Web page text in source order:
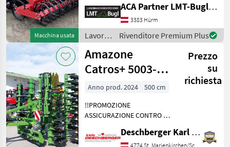
Macchina usata
sistema frenante ad aria
compressa *44 pezzi. Dischi
seghettati Ø 52 cm
*Confezionatric
ACA Partner LMT-Bugl GmbH
3383 Hürm
Lavorazione
terreno
/
Horsch
Rivenditore Premium Plus
Amazone
Catros+ 5003-
2TS Erpice a
dischi compatto
Prezzo
su
richiesta
Anno prod. 2024
500 cm
!!PROMOZIONE
ASSICURAZIONE CONTRO I
Chiedeteci maggiori
Deschberger Karl Landtechnik GesmbH & Co KG